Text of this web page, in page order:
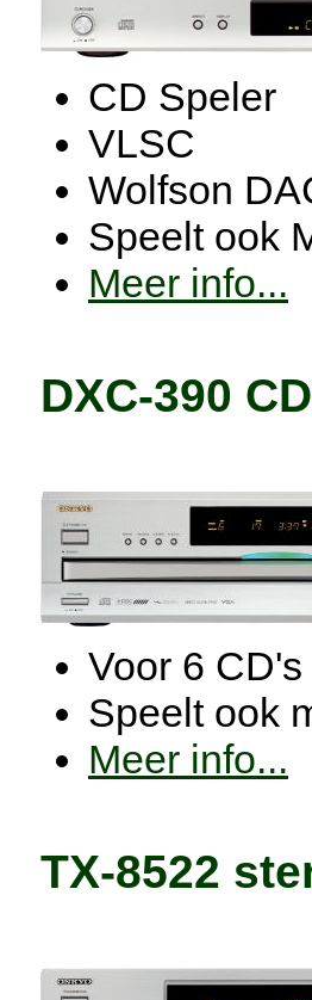
CD Speler
VLSC
Wolfson
Speelt ook
Meer info...
DXC-390
Voor 6 CD's
Speelt ook
Meer info...
TX-8522